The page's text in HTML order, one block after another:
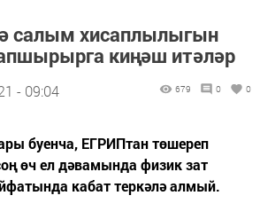
салым хисаплылыгын
киңәш итәләр
- 09:04 679 0 0
буенча, ЕГРИПтан төшереп
өч ел дәвамында физик зат
кабат теркәлә алмый.